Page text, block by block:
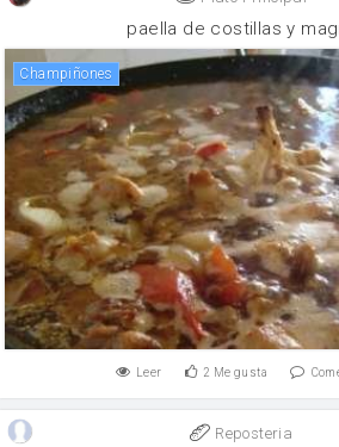
paella de costillas y
champiñones
Leer 2 Me gusta
Reposteria